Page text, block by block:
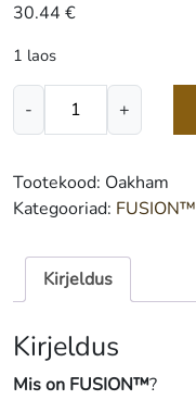
30.44 €
1 laos
-
FUSION™
Oakham
500
kogus
+
Tootekood: Oakham
Kategooriad: FUSION™
Kirjeldus
Kirjeldus
Mis on FUSION™?